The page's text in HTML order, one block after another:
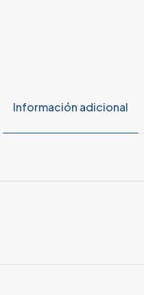
Información adicional